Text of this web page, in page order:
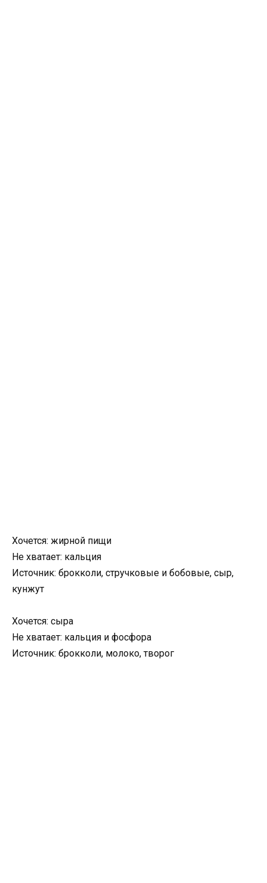
Хочется: жирной пищи
Не хватает: кальция
Источник: брокколи, стручковые и бобовые, сыр,
кунжут
Хочется: сыра
Не хватает: кальция и фосфора
Источник: брокколи, молоко, творог